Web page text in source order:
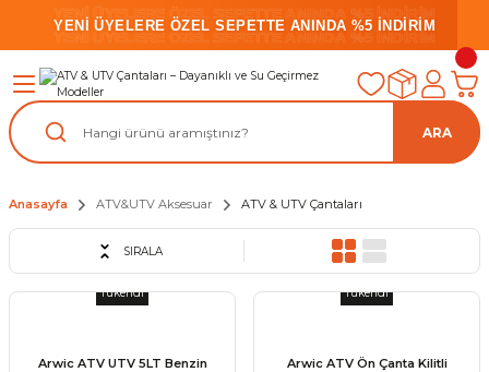
YENİ ÜYELERE ÖZEL SEPETTE ANINDA %5 İNDİRİM
YENİ ÜYELERE ÖZEL SEPETTE ANINDA %5 İNDİRİM
YENİ ÜYELERE ÖZEL SEPETTE ANINDA %5 İNDİRİM
ARA
Anasayfa ATV&UTV Aksesuar ATV & UTV Çantaları
SIRALA
Tükendi
Arwic ATV UTV 5LT Benzin
Tükendi
Arwic ATV Ön Çanta Kilitli